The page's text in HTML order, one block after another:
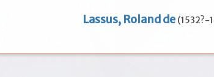
Lassus, Roland de (1532?-